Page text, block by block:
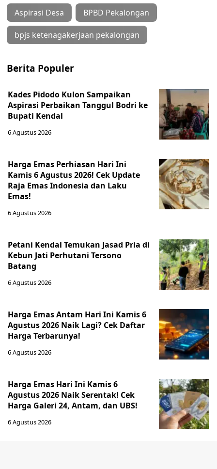
Aspirasi Desa BPBD Pekalongan
bpjs ketenagakerjaan pekalongan
Berita Populer
Kades Pidodo Kulon Sampaikan
Aspirasi Perbaikan Tanggul Bodri ke
Bupati Kendal
6 Agustus 2026
Harga Emas Perhiasan Hari Ini
Kamis 6 Agustus 2026! Cek Update
Raja Emas Indonesia dan Laku
Emas!
6 Agustus 2026
Petani Kendal Temukan Jasad Pria di
Kebun Jati Perhutani Tersono
Batang
6 Agustus 2026
Harga Emas Antam Hari Ini Kamis 6
Agustus 2026 Naik Lagi? Cek Daftar
Harga Terbarunya!
6 Agustus 2026
Harga Emas Hari Ini Kamis 6
Agustus 2026 Naik Serentak! Cek
Harga Galeri 24, Antam, dan UBS!
6 Agustus 2026